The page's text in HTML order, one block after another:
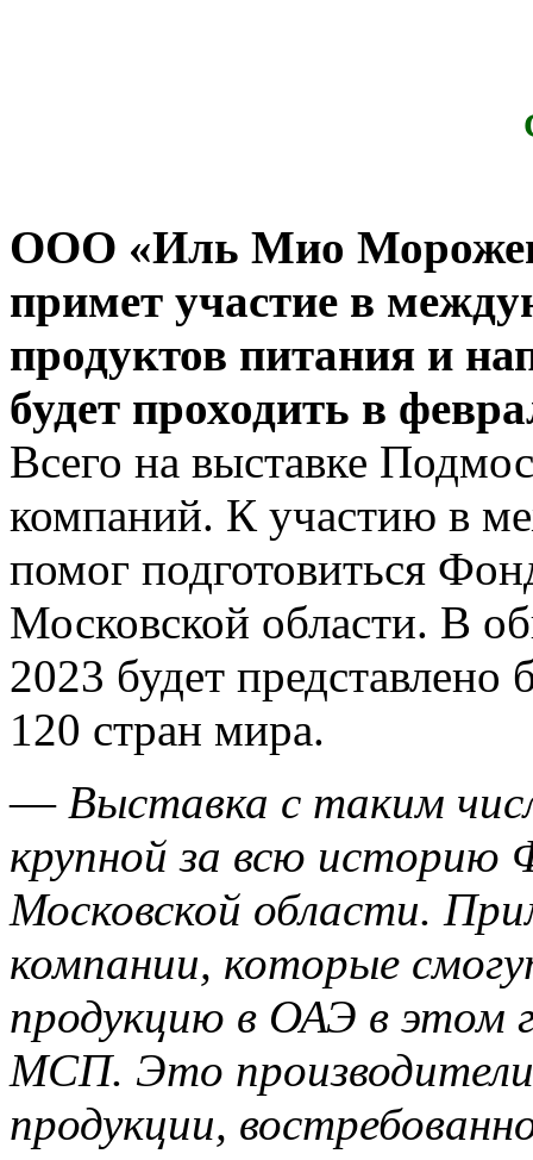
ООО «Иль Мио
примет участие в
продуктов питания и
будет проходить в
Всего на выставке
компаний. К участию в
помог подготовиться
Московской области. В
2023 будет
120 стран мира.
— Выставка с таким
крупной за всю историю
Московской области.
компании, которые
продукцию в ОАЭ в этом
МСП. Это
продукции,